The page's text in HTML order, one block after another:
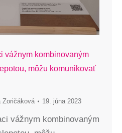
vážnym kombinovaným
môžu komunikovať
Zoričáková 19. júna 2023
vážnym kombinovaným